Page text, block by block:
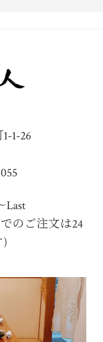
1-26
Last
のご注文は24
)